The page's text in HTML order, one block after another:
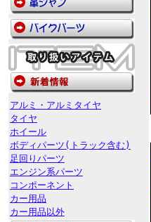
アルミ・アルミタイヤ
タイヤ
ホイール
ボディパーツ(トラック含む)
足回りパーツ
エンジン系パーツ
コンポーネント
カー用品
カー用品以外